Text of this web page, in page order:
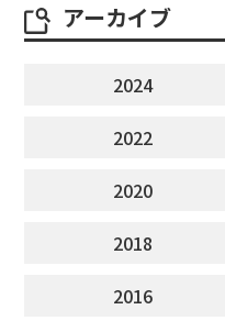
アーカイブ
2024
2022
2020
2018
2016